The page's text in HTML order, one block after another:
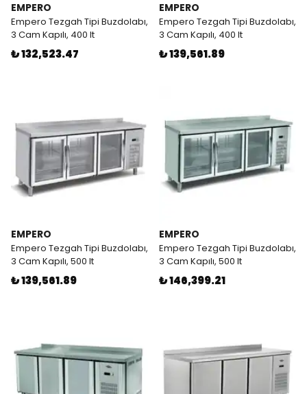
EMPERO
Empero Tezgah Tipi Buzdolabı,
3 Cam Kapılı, 400 lt
₺ 132,523.47
EMPERO
Empero Tezgah Tipi Buzdolabı,
3 Cam Kapılı, 400 lt
₺ 139,561.89
EMPERO
Empero Tezgah Tipi Buzdolabı,
3 Cam Kapılı, 500 lt
₺ 139,561.89
EMPERO
Empero Tezgah Tipi Buzdolabı,
3 Cam Kapılı, 500 lt
₺ 146,399.21